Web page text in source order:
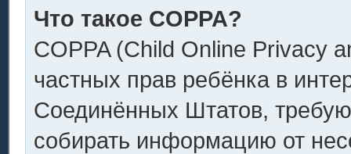
Что такое COPPA?
COPPA (Child Online Privacy
частных прав ребёнка в
Соединённых Штатов,
собирать информацию от